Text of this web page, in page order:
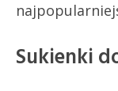
Sukienki